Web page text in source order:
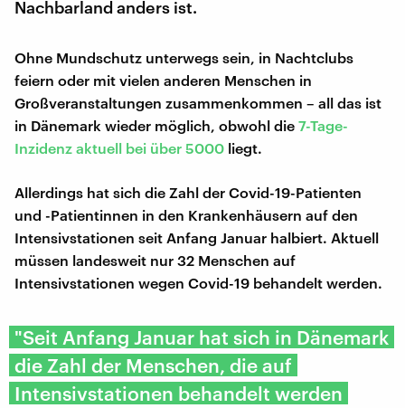
Nachbarland anders ist.
Ohne Mundschutz unterwegs sein, in Nachtclubs
feiern oder mit vielen anderen Menschen in
Großveranstaltungen zusammenkommen – all das ist
in Dänemark wieder möglich, obwohl die 7-Tage-
Inzidenz aktuell bei über 5000 liegt.
Allerdings hat sich die Zahl der Covid-19-Patienten
und -Patientinnen in den Krankenhäusern auf den
Intensivstationen seit Anfang Januar halbiert. Aktuell
müssen landesweit nur 32 Menschen auf
Intensivstationen wegen Covid-19 behandelt werden.
"Seit Anfang Januar hat sich in Dänemark
die Zahl der Menschen, die auf
Intensivstationen behandelt werden